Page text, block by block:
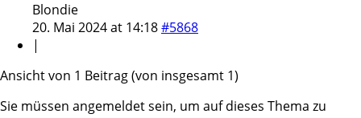
Blondie
20. Mai 2024 at 14:18#5868
|
Ansicht von 1 Beitrag (von insgesamt 1)
Sie müssen angemeldet sein, um auf dieses Thema zu